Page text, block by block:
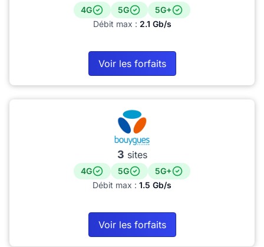
4G 5G
5G+
Débit max : 2.1 Gb/s
Voir les forfaits
3 sites
4G 5G
5G+
Débit max : 1.5 Gb/s
Voir les forfaits